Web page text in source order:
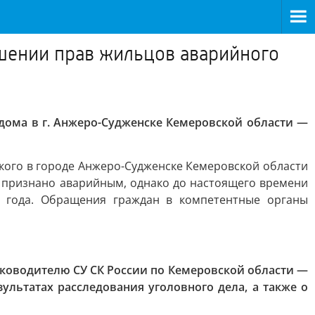
прав жильцов аварийного
в г. Анжеро-Судженске Кемеровской области —
в городе Анжеро-Судженске Кемеровской области
признано аварийным, однако до настоящего времени
года. Обращения граждан в компетентные органы
СУ СК России по Кемеровской области —
расследования уголовного дела, а также о